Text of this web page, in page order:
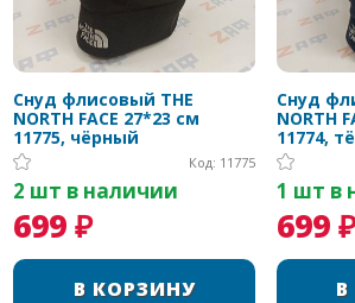
Снуд флисовый THE
NORTH FACE 27*23 см
11775, чёрный
Код: 11775
2 шт в наличии
699 ₽
Снуд
NORTH
11774,
1 шт в
699 ₽